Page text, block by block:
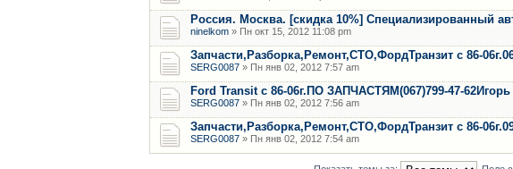
Россия. Москва. [скидка 10%] Специализированный
ninelkom » Пн окт 15, 2012 11:08 pm
Запчасти,Разборка,Ремонт,СТО,ФордТранзит с 86-
SERG0087 » Пн янв 02, 2012 7:57 am
Ford Transit с 86-06г.ПО ЗАПЧАСТЯМ(067)799-47-62Игорь
SERG0087 » Пн янв 02, 2012 7:56 am
Запчасти,Разборка,Ремонт,СТО,ФордТранзит с 86-
SERG0087 » Пн янв 02, 2012 7:54 am